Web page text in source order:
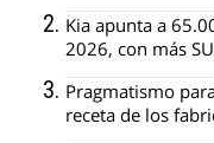
Kia apunta a
2026, con más
Pragmatismo
receta de los